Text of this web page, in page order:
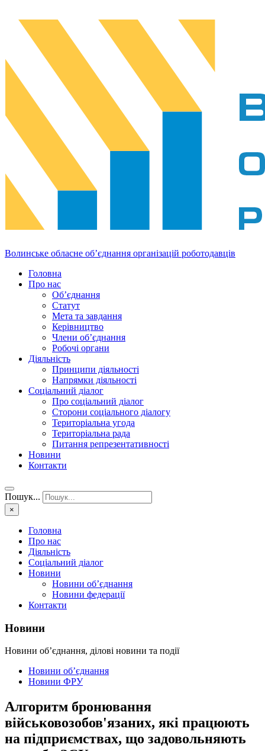
Волинське обласне об’єднання організацій роботодавців
Головна
Про нас
Об’єднання
Статут
Мета та завдання
Керівництво
Члени об’єднання
Робочі органи
Діяльність
Принципи діяльності
Напрямки діяльності
Соціальний діалог
Про соціальний діалог
Сторони соціального діалогу
Територіальна угода
Територіальна рада
Питання репрезентативності
Новини
Контакти
Пошук...
×
Головна
Про нас
Діяльність
Соціальний діалог
Новини
Новини об’єднання
Новини федерації
Контакти
Новини
Новини об’єднання, ділові новини та події
Новини об’єднання
Новини ФРУ
Алгоритм бронювання
військовозобов'язаних, які працюють
на підприємствах, що задовольняють